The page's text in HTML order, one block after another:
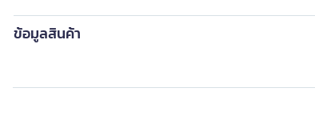
ข้อมูลสินค้า